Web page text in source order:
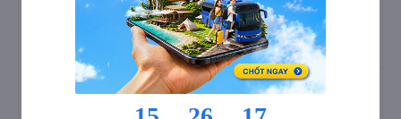
Trả lời: Những hãng xe đi Hạ Long - Quảng Ninh Cầu
Giấy - Hà Nội chất lượng tốt, xuất sắc, cao cấp nhất là
nhà xe Hạ Long Xanh, nhà xe Cửa Ông Limousine đi
Cầu Giấy - Hà Nội từ Hạ Long - Quảng Ninh với điểm
chất lượng là 4.9/5 dựa trên 297 đánh giá của khách